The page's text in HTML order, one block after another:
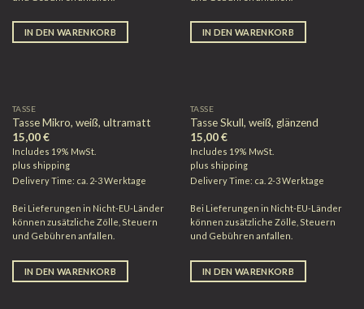
IN DEN WARENKORB IN DEN WARENKORB
TASSE
Tasse Mikro, weiß, ultramatt
15,00€
Includes 19% MwSt.
plus shipping
Delivery Time: ca. 2-3 Werktage
Bei Lieferungen in Nicht-EU-Länder
können zusätzliche Zölle, Steuern
und Gebühren anfallen.
IN DEN WARENKORB
TASSE
Tasse Skull, weiß, glänzend
15,00€
Includes 19% MwSt.
plus shipping
Delivery Time: ca. 2-3 Werktage
Bei Lieferungen in Nicht-EU-Länder
können zusätzliche Zölle, Steuern
und Gebühren anfallen.
IN DEN WARENKORB